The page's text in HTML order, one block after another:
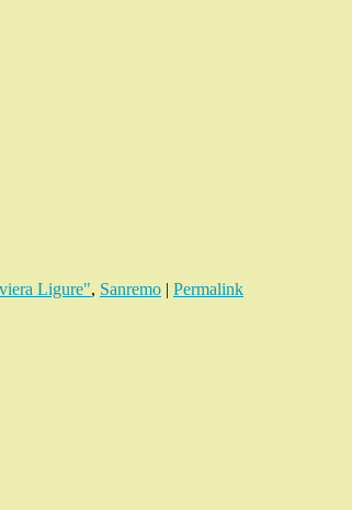
Ligure", Sanremo | Permalink